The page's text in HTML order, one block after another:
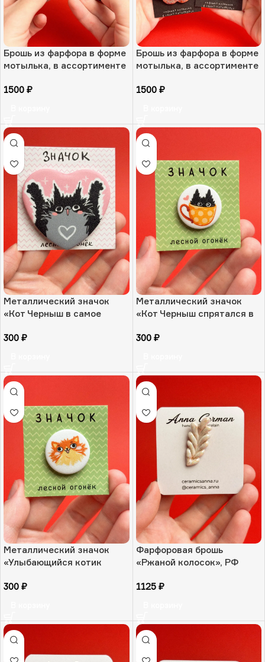
Брошь из фарфора в форме
мотылька, в ассортименте
1500 ₽
Брошь из фарфора в форме
мотылька, в ассортименте
1500 ₽
Металлический значок
«Кот Черныш в самое
300 ₽
Металлический значок
«Кот Черныш спрятался в
300 ₽
Металлический значок
«Улыбающийся котик
300 ₽
Фарфоровая брошь
«Ржаной колосок», РФ
1125 ₽